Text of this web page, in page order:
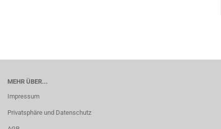
MEHR ÜBER...
Impressum
Privatsphäre und Datenschutz